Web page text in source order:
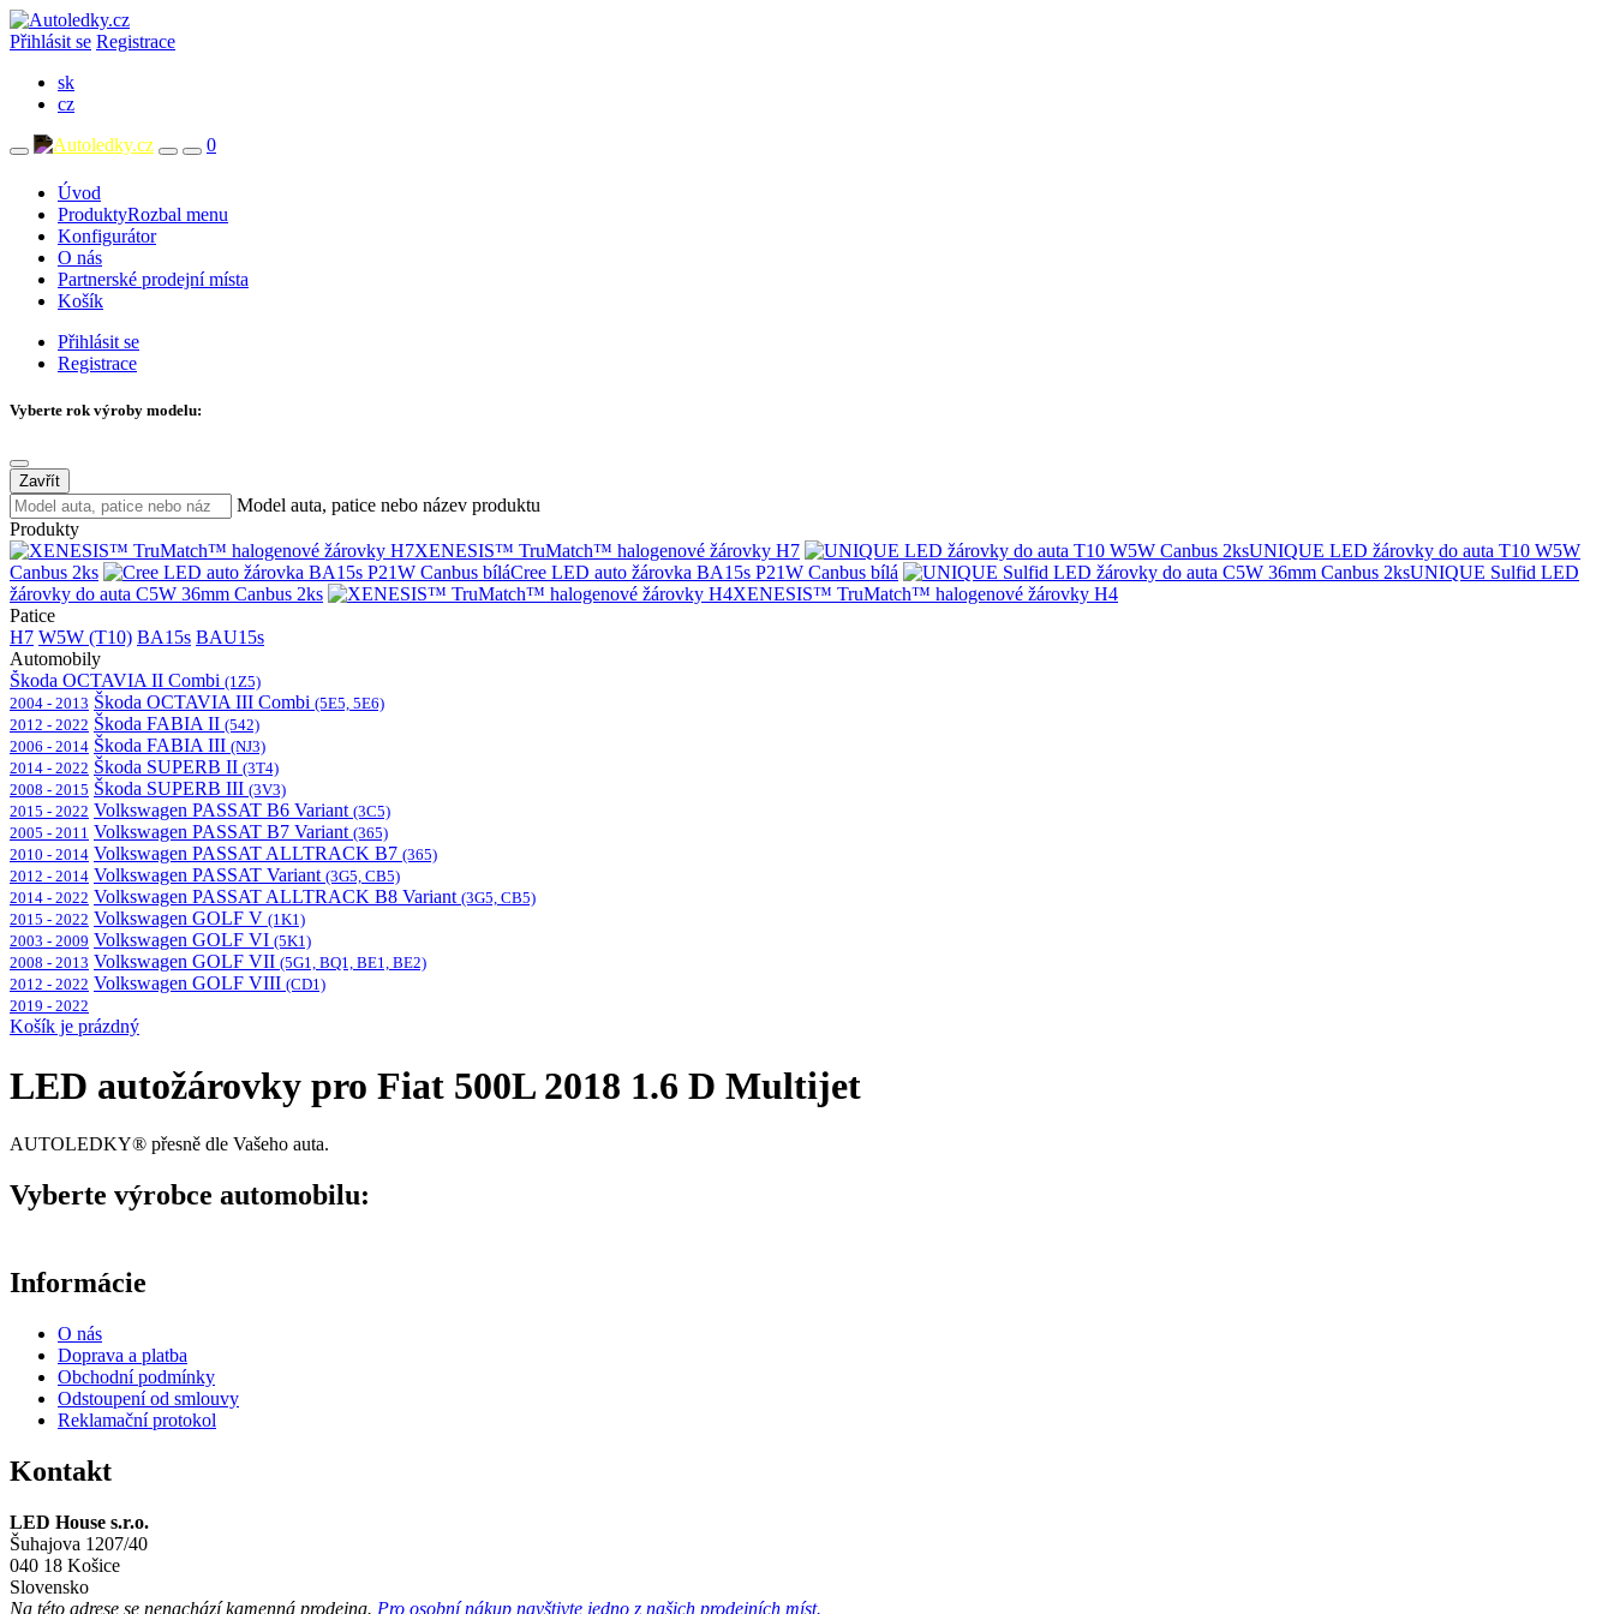
Přihlásit se Registrace
sk
cz
0
Úvod
ProduktyRozbal menu
Konfigurátor
O nás
Partnerské prodejní místa
Košík
Přihlásit se
Registrace
Vyberte rok výroby modelu:
Zavřít
Model auta, patice nebo název produktu
Produkty
XENESIS™ TruMatch™ halogenové žárovky H7
UNIQUE LED žárovky do auta T10 W5W
Canbus 2ks
Cree LED auto žárovka BA15s P21W Canbus bílá
UNIQUE Sulfid LED
žárovky do auta C5W 36mm Canbus 2ks
XENESIS™ TruMatch™ halogenové žárovky H4
Patice
H7 W5W (T10) BA15s BAU15s
Automobily
Škoda OCTAVIA II Combi (1Z5)
2004 - 2013 Škoda OCTAVIA III Combi (5E5, 5E6)
2012 - 2022 Škoda FABIA II (542)
2006 - 2014 Škoda FABIA III (NJ3)
2014 - 2022 Škoda SUPERB II (3T4)
2008 - 2015 Škoda SUPERB III (3V3)
2015 - 2022 Volkswagen PASSAT B6 Variant (3C5)
2005 - 2011 Volkswagen PASSAT B7 Variant (365)
2010 - 2014 Volkswagen PASSAT ALLTRACK B7 (365)
2012 - 2014 Volkswagen PASSAT Variant (3G5, CB5)
2014 - 2022 Volkswagen PASSAT ALLTRACK B8 Variant (3G5, CB5)
2015 - 2022 Volkswagen GOLF V (1K1)
2003 - 2009 Volkswagen GOLF VI (5K1)
2008 - 2013 Volkswagen GOLF VII (5G1, BQ1, BE1, BE2)
2012 - 2022 Volkswagen GOLF VIII (CD1)
2019 - 2022
Košík je prázdný
LED autožárovky pro Fiat 500L 2018 1.6 D Multijet
AUTOLEDKY® přesně dle Vašeho auta.
Vyberte výrobce automobilu:
Informácie
O nás
Doprava a platba
Obchodní podmínky
Odstoupení od smlouvy
Reklamační protokol
Kontakt
LED House s.r.o.
Šuhajova 1207/40
040 18 Košice
Slovensko
Na této adrese se nenacházíkamenná prodejna. Pro osobní nákup navštivte jedno z našich prodejních míst.